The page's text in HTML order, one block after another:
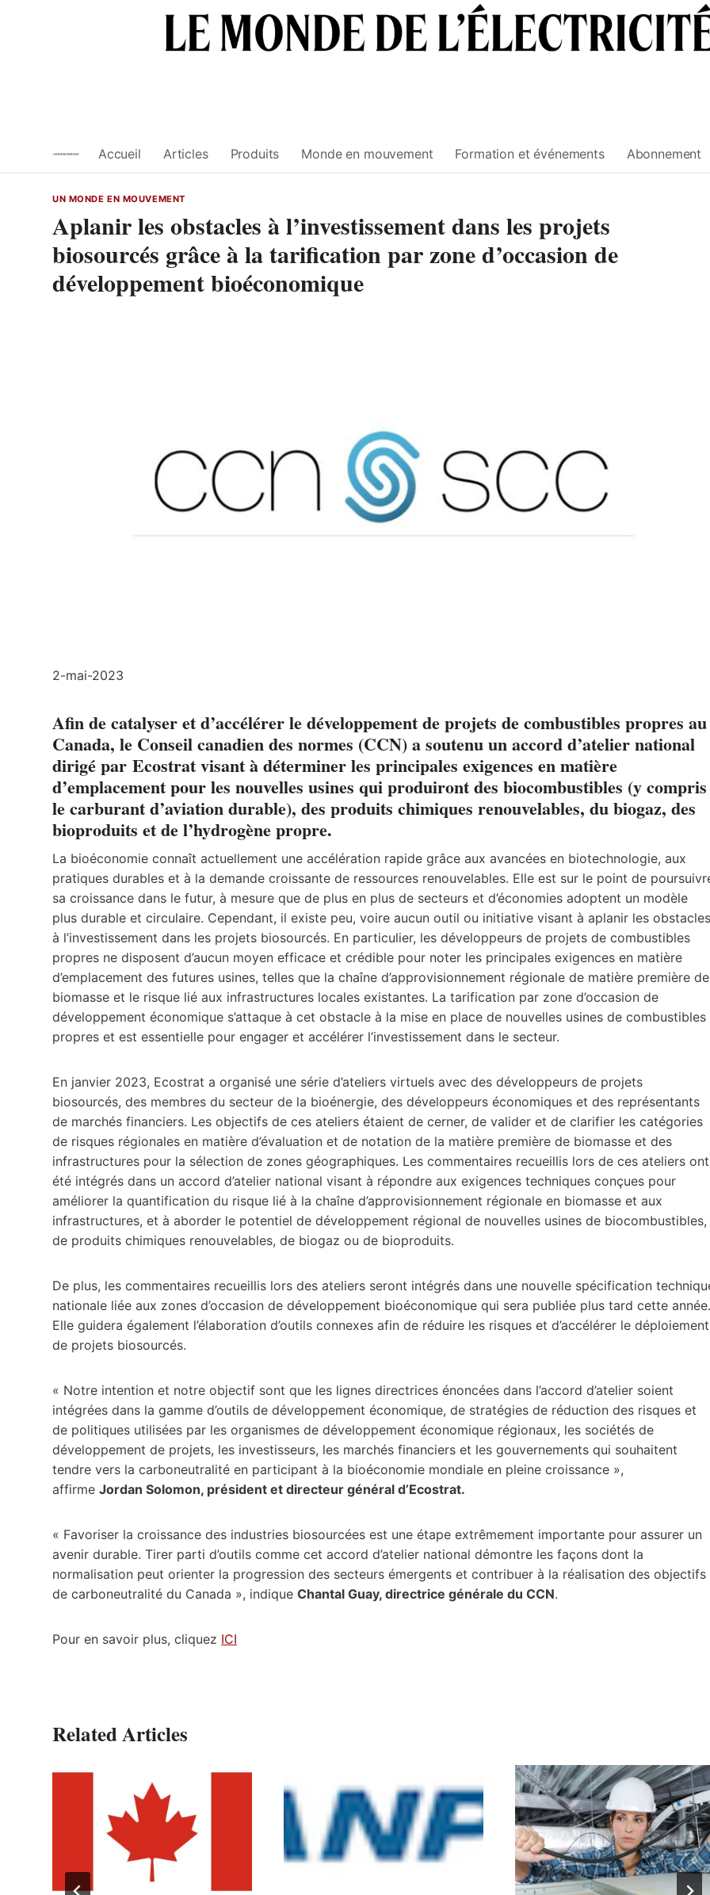
Accueil Articles Produits Monde en mouvement Formation et événements Abonnement
UN MONDE EN MOUVEMENT
Aplanir les obstacles à l’investissement dans les projets
biosourcés grâce à la tarification par zone d’occasion de
développement bioéconomique
2-mai-2023
Afin de catalyser et d’accélérer le développement de projets de combustibles propres au
Canada, le Conseil canadien des normes (CCN) a soutenu un accord d’atelier national
dirigé par Ecostratvisant à déterminer les principales exigences en matière
d’emplacement pour les nouvelles usines qui produiront des biocombustibles (y compris
le carburant d’aviation durable), des produits chimiques renouvelables, du biogaz, des
bioproduits et de l’hydrogène propre.
La bioéconomie connaît actuellement une accélération rapide grâce aux avancées en biotechnologie, aux
pratiques durables et à la demande croissante de ressources renouvelables. Elle est sur le point de
sa croissance dans le futur, à mesure que de plus en plus de secteurs et d’économies adoptent un modèle
plus durable et circulaire. Cependant, il existe peu, voire aucun outil ou initiative visant à aplanir les obstacles
à l’investissement dans les projets biosourcés. En particulier, les développeurs de projets de combustibles
propres ne disposent d’aucun moyen efficace et crédible pour noter les principales exigences en matière
d’emplacement des futures usines, telles que la chaîne d’approvisionnement régionale de matière première de
biomasse et le risque lié aux infrastructures locales existantes. La tarification par zone d’occasion de
développement économique s’attaque à cet obstacle à la mise en place de nouvelles usines de combustibles
propres et est essentielle pour engager et accélérer l’investissement dans le secteur.
En janvier 2023, Ecostrat a organisé une série d’ateliers virtuels avec des développeurs de projets
biosourcés, des membres du secteur de la bioénergie, des développeurs économiques et des représentants
de marchés financiers. Les objectifs de ces ateliers étaient de cerner, de valider et de clarifier les catégories
de risques régionales en matière d’évaluation et de notation de la matière première de biomasse et des
infrastructures pour la sélection de zones géographiques. Les commentaires recueillis lors de ces ateliers ont
été intégrés dans un accord d’atelier national visant à répondre aux exigences techniques conçues pour
améliorer la quantification du risque lié à la chaîne d’approvisionnement régionale en biomasse et aux
infrastructures, et à aborder le potentiel de développement régional de nouvelles usines de biocombustibles,
de produits chimiques renouvelables, de biogaz ou de bioproduits.
De plus, les commentaires recueillis lors des ateliers seront intégrés dans une nouvelle spécification
nationale liée aux zones d’occasion de développement bioéconomique qui sera publiée plus tard cette année.
Elle guidera également l’élaboration d’outils connexes afin de réduire les risques et d’accélérer le déploiement
de projets biosourcés.
« Notre intention et notre objectif sont que les lignes directrices énoncées dans l’accord d’atelier soient
intégrées dans la gamme d’outils de développement économique, de stratégies de réduction des risques et
de politiques utilisées par les organismes de développement économique régionaux, les sociétés de
développement de projets, les investisseurs, les marchés financiers et les gouvernements qui souhaitent
tendre vers la carboneutralité en participant à la bioéconomie mondiale en pleine croissance »,
affirme Jordan Solomon, président et directeur général d’Ecostrat.
« Favoriser la croissance des industries biosourcées est une étape extrêmement importante pour assurer un
avenir durable. Tirer parti d’outils comme cet accord d’atelier national démontre les façons dont la
normalisation peut orienter la progression des secteurs émergents et contribuer à la réalisation des objectifs
de carboneutralité du Canada », indique Chantal Guay, directrice générale du CCN.
Pour en savoir plus, cliquez ICI
Related Articles